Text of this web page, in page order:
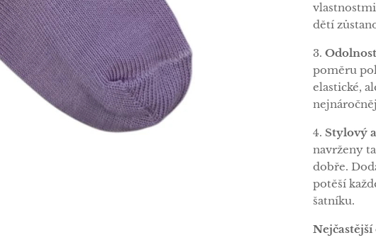
dětí
3.
poměru
elastické,
4. Stylový
navrženy
dobře.
potěší
šatníku.